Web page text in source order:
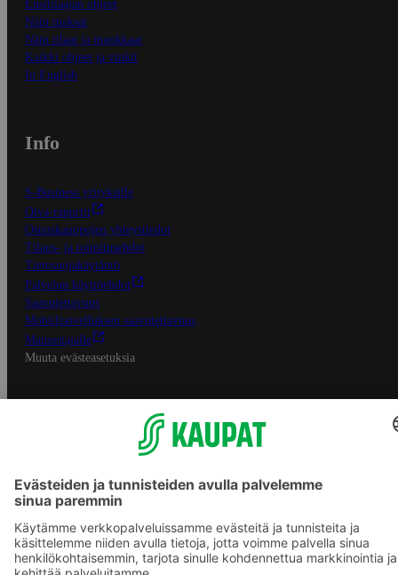
Ensitilaajan ohjeet
Näin maksat
Näin tilaat ja muokkaat
Kaikki ohjeet ja vinkit
In English
Info
S-Business yrityksille
Oiva-raportit
Osuuskauppojen yhteystiedot
Tilaus- ja toimitusehdot
Tietosuojakäytäntö
Palvelun käyttöehdot
Saavutettavuus
Mobiilisovelluksen saavutettavuus
Mainostajalle
Muuta evästeasetuksia
S-ryhmän palvelut
S-ryhmä
Asiakasomistajuus
S-ostoslista -sovellus
Prisma.fi